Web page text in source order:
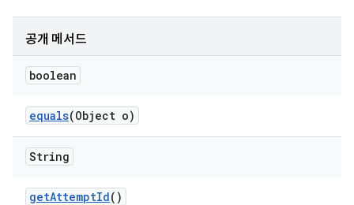
공개 메서드
boolean
equals(Object o)
String
getAttemptId()